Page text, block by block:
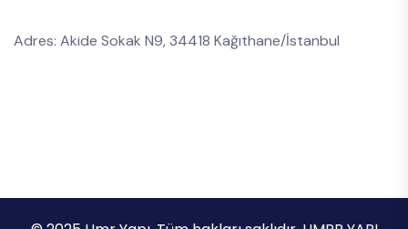
Adres: Akide Sokak N9, 34418 Kağıthane/İstanbul